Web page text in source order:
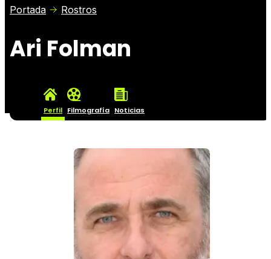
Críticas
Portada Rostros
Ari Folman
Perfil Filmografía Noticias